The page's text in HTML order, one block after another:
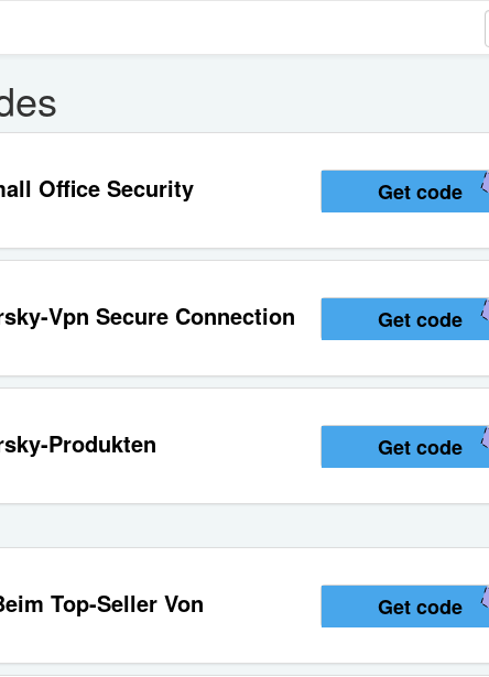
Office Security Get code
Vpn Secure Connection Get code
Produkten Get code
Top-Seller Von Get code